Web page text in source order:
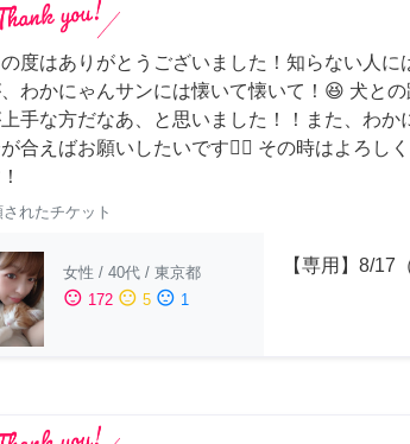
の度はありがとうございました！知らない人に
わかにゃんサンには懐いて懐いて！😆 犬と
手な方だなあ、と思いました！！また、わか
合えばお願いしたいです🙇‍♂️ その時はよろし
れたチケット
女性 / 40代 / 東京都
sentiment_satisfied 172 sentiment_neutral 5 sentiment_dissatisfied 1
【専用】8/17